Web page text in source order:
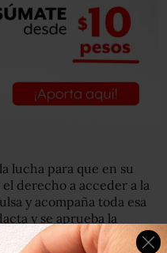
lucha para que en su
derecho a acceder a la
y acompaña toda esa
y se aprueba la
derecho”, señala